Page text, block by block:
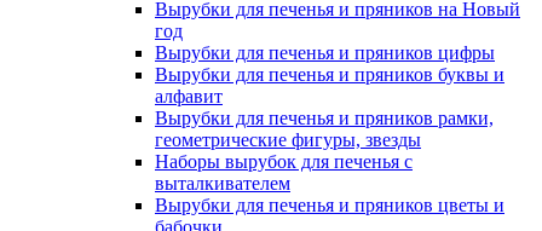
Вырубки для печенья и пряников на Новый
год
Вырубки для печенья и пряников цифры
Вырубки для печенья и пряников буквы и
алфавит
Вырубки для печенья и пряников рамки,
геометрические фигуры, звезды
Наборы вырубок для печенья с
выталкивателем
Вырубки для печенья и пряников цветы и
бабочки